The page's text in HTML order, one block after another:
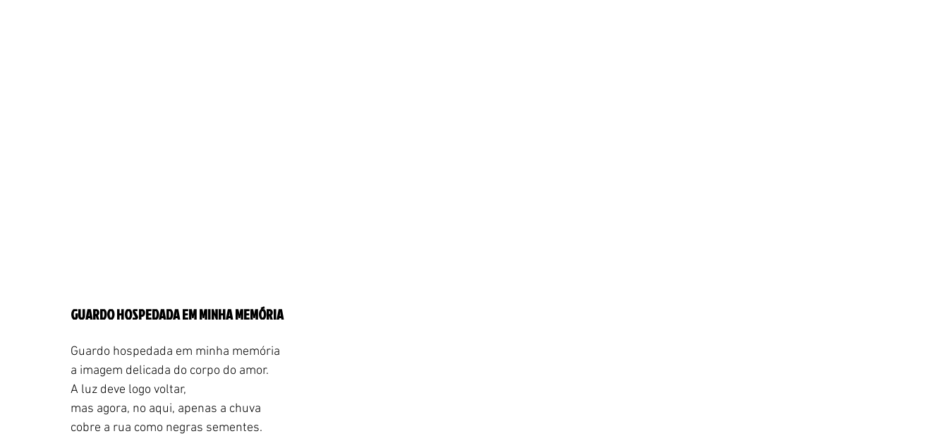
GUARDO HOSPEDADA EM MINHA MEMÓRIA
Guardo hospedada em minha memória
a imagem delicada do corpo do amor.
A luz deve logo voltar,
mas agora, no aqui, apenas a chuva
cobre a rua como negras sementes.